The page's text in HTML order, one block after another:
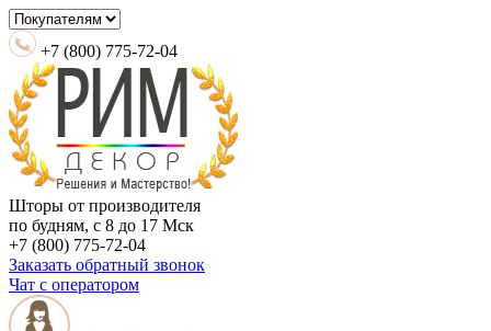
+7 (800) 775-72-04
Шторы от производителя
по будням, с 8 до 17 Мск
+7 (800) 775-72-04
Заказать обратный звонок
Чат с оператором